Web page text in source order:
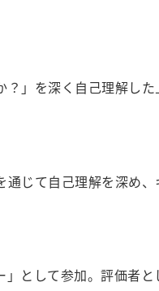
」を深く自己理解し
じて自己理解を深め
として参加。評価者